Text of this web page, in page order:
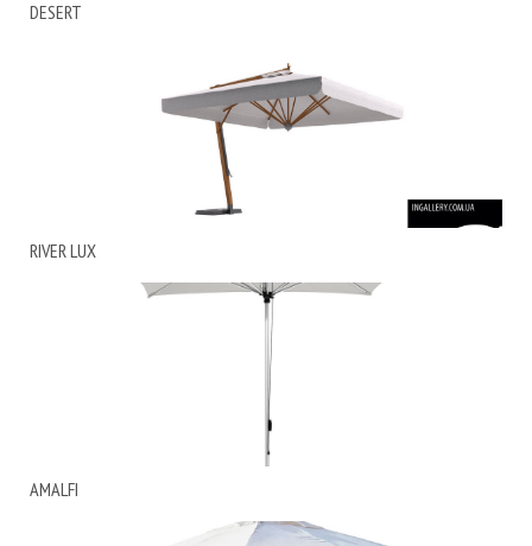
DESERT
RIVER LUX
AMALFI